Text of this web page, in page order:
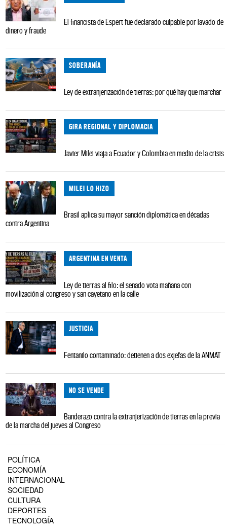
El financista de Espert fue declarado culpable por lavado de
dinero y fraude
SOBERANÍA
Ley de extranjerización de tierras: por qué hay que marchar
GIRA REGIONAL Y DIPLOMACIA
Javier Milei viaja a Ecuador y Colombia en medio de la crisis
MILEI LO HIZO
Brasil aplica su mayor sanción diplomática en décadas
contra Argentina
ARGENTINA EN VENTA
Ley de tierras al filo: el senado vota mañana con
movilización al congreso y san cayetano en la calle
JUSTICIA
Fentanilo contaminado: detienen a dos exjefas de la ANMAT
NO SE VENDE
Banderazo contra la extranjerización de tierras en la previa
de la marcha del jueves al Congreso
POLÍTICA
ECONOMÍA
INTERNACIONAL
SOCIEDAD
CULTURA
DEPORTES
TECNOLOGÍA